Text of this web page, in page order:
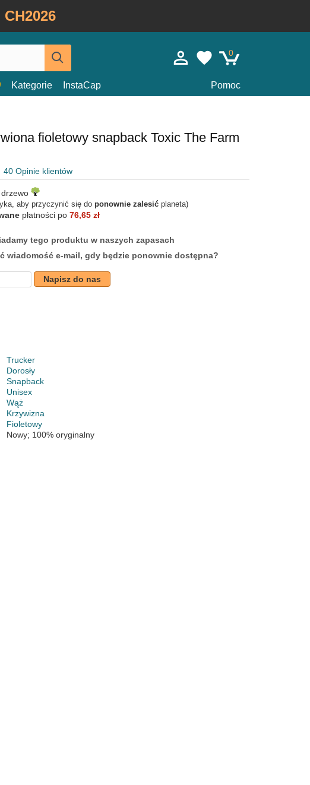
CH2026
0
Kategorie InstaCap Pomoc
fioletowy snapback Toxic The Farm
40 Opinie klientów
aby przyczynić się do ponownie zalesić planeta)
płatności po 76,65 zł
tego produktu w naszych zapasach
wiadomość e-mail, gdy będzie ponownie dostępna?
Napisz do nas
Trucker
Dorosły
Snapback
Unisex
Wąż
Krzywizna
Fioletowy
Nowy; 100% oryginalny